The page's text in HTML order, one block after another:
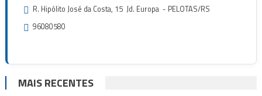
R. Hipólito José da Costa, 15 Jd. Europa - PELOTAS/RS
96080580
MAIS RECENTES